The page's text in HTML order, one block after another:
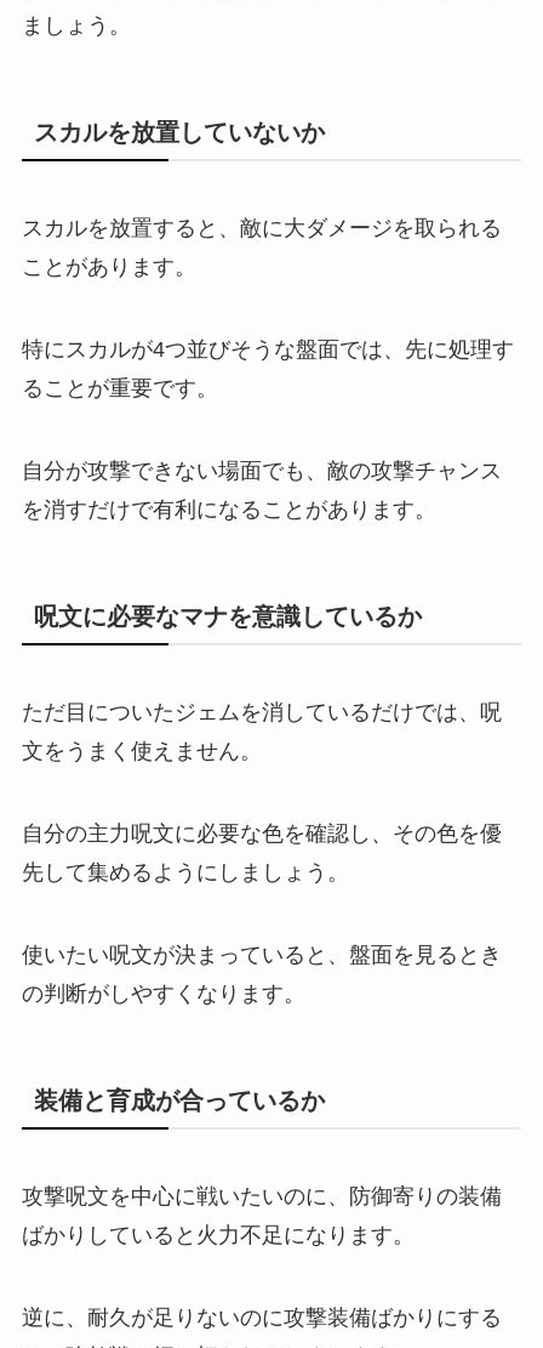
ましょう。
スカルを放置していないか
スカルを放置すると、敵に大ダメージを取られる
ことがあります。
特にスカルが4つ並びそうな盤面では、先に処理す
ることが重要です。
自分が攻撃できない場面でも、敵の攻撃チャンス
を消すだけで有利になることがあります。
呪文に必要なマナを意識しているか
ただ目についたジェムを消しているだけでは、呪
文をうまく使えません。
自分の主力呪文に必要な色を確認し、その色を優
先して集めるようにしましょう。
使いたい呪文が決まっていると、盤面を見るとき
の判断がしやすくなります。
装備と育成が合っているか
攻撃呪文を中心に戦いたいのに、防御寄りの装備
ばかりしていると火力不足になります。
逆に、耐久が足りないのに攻撃装備ばかりにする